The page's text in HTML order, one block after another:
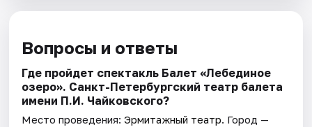
Вопросы и ответы
Где пройдет спектакль Балет «Лебединое
озеро». Санкт-Петербургский театр балета
имени П.И. Чайковского?
Место проведения:Эрмитажный театр. Город —